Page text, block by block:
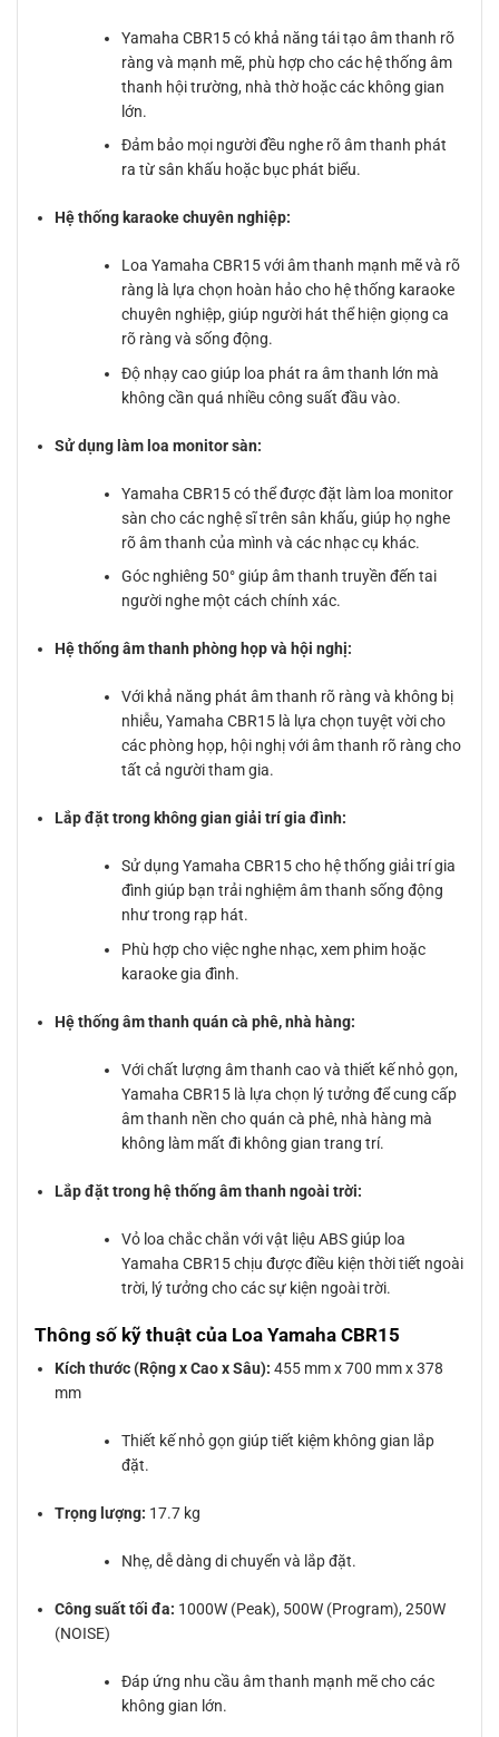
Yamaha CBR15 có khả năng tái tạo âm thanh rõ
ràng và mạnh mẽ, phù hợp cho các hệ thống âm
thanh hội trường, nhà thờ hoặc các không gian
lớn.
Đảm bảo mọi người đều nghe rõ âm thanh phát
ra từ sân khấu hoặc bục phát biểu.
Hệ thống karaoke chuyên nghiệp:
Loa Yamaha CBR15 với âm thanh mạnh mẽ và rõ
ràng là lựa chọn hoàn hảo cho hệ thống karaoke
chuyên nghiệp, giúp người hát thể hiện giọng ca
rõ ràng và sống động.
Độ nhạy cao giúp loa phát ra âm thanh lớn mà
không cần quá nhiều công suất đầu vào.
Sử dụng làm loa monitor sàn:
Yamaha CBR15 có thể được đặt làm loa monitor
sàn cho các nghệ sĩ trên sân khấu, giúp họ nghe
rõ âm thanh của mình và các nhạc cụ khác.
Góc nghiêng 50° giúp âm thanh truyền đến tai
người nghe một cách chính xác.
Hệ thống âm thanh phòng họp và hội nghị:
Với khả năng phát âm thanh rõ ràng và không bị
nhiễu, Yamaha CBR15 là lựa chọn tuyệt vời cho
các phòng họp, hội nghị với âm thanh rõ ràng cho
tất cả người tham gia.
Lắp đặt trong không gian giải trí gia đình:
Sử dụng Yamaha CBR15 cho hệ thống giải trí gia
đình giúp bạn trải nghiệm âm thanh sống động
như trong rạp hát.
Phù hợp cho việc nghe nhạc, xem phim hoặc
karaoke gia đình.
Hệ thống âm thanh quán cà phê, nhà hàng:
Với chất lượng âm thanh cao và thiết kế nhỏ gọn,
Yamaha CBR15 là lựa chọn lý tưởng để cung cấp
âm thanh nền cho quán cà phê, nhà hàng mà
không làm mất đi không gian trang trí.
Lắp đặt trong hệ thống âm thanh ngoài trời:
Vỏ loa chắc chắn với vật liệu ABS giúp loa
Yamaha CBR15 chịu được điều kiện thời tiết ngoài
trời, lý tưởng cho các sự kiện ngoài trời.
Thông số kỹ thuật của Loa Yamaha CBR15
Kích thước (Rộng x Cao x Sâu): 455 mm x 700 mm x 378
mm
Thiết kế nhỏ gọn giúp tiết kiệm không gian lắp
đặt.
Trọng lượng: 17.7 kg
Nhẹ, dễ dàng di chuyển và lắp đặt.
Công suất tối đa: 1000W (Peak), 500W (Program), 250W
(NOISE)
Đáp ứng nhu cầu âm thanh mạnh mẽ cho các
không gian lớn.